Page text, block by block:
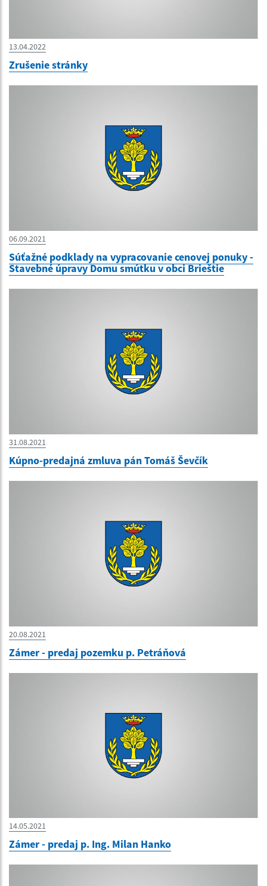
13.04.2022
Zrušenie stránky
06.09.2021
Súťažné podklady na vypracovanie cenovej ponuky -
Stavebné úpravy Domu smútku v obci Brieštie
31.08.2021
Kúpno-predajná zmluva pán Tomáš Ševčík
20.08.2021
Zámer - predaj pozemku p. Petráňová
14.05.2021
Zámer - predaj p. Ing. Milan Hanko